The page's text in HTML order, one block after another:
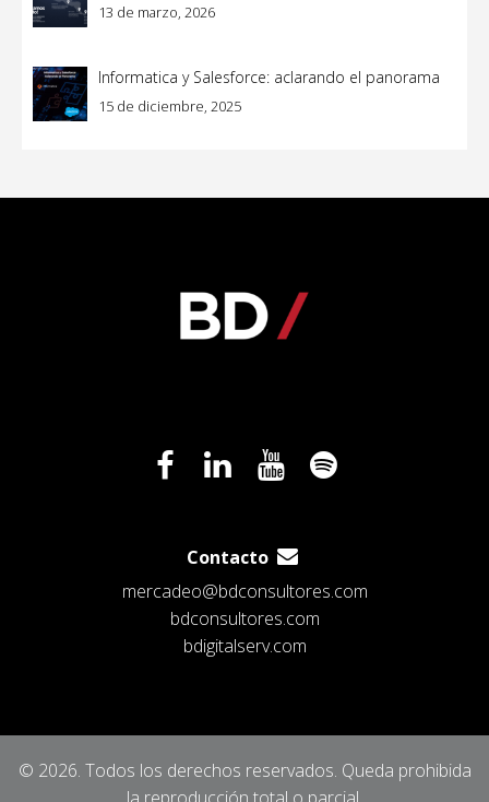
13 de marzo, 2026
Informatica y Salesforce: aclarando el panorama
15 de diciembre, 2025
Contacto
mercadeo@bdconsultores.com
bdconsultores.com
bdigitalserv.com
© 2026. Todos los derechos reservados. Queda prohibida